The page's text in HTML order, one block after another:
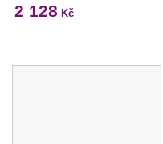
2 128 Kč